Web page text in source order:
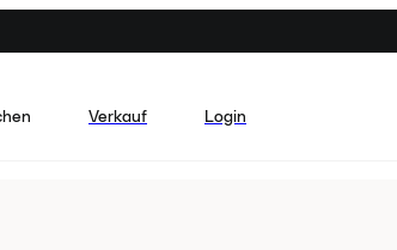
Verkauf Login